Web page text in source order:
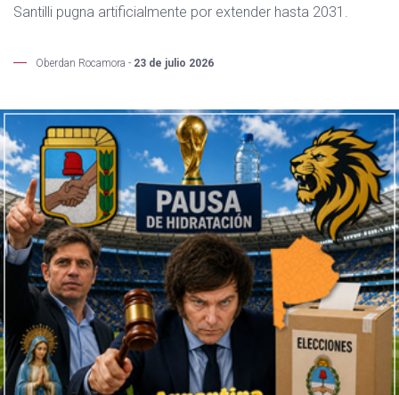
Santilli pugna artificialmente por extender hasta 2031.
Oberdan Rocamora - 23 de julio 2026